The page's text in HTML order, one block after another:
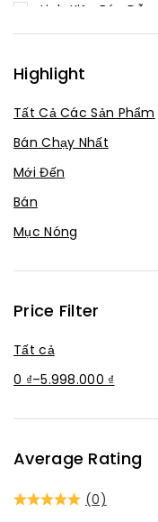
Linh Kiện Bán Dẫn
Linh kiện thụ động
Mạch chuyển đổi
Highlight
Tất Cả Các Sản Phẩm
Bán Chạy Nhất
Mới Đến
Bán
Mục Nóng
Price Filter
Tất cả
0 ₫–5.998.000 ₫
Average Rating
(0)